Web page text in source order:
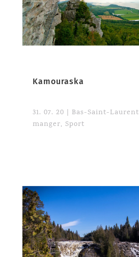
Kamouraska
31. 07. 20 Bas-Saint-Laurent
manger, Sport